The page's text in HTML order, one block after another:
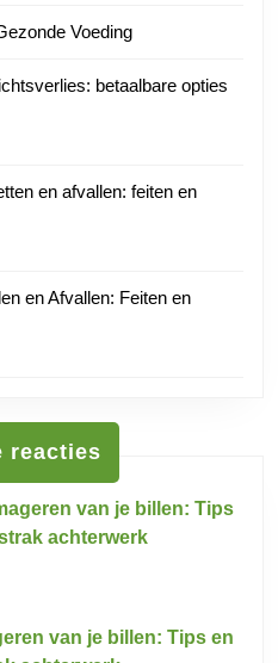
Voeding
betaalbare opties
en afvallen: feiten en
en Afvallen: Feiten en
reacties
van je billen: Tips
achterwerk
van je billen: Tips en